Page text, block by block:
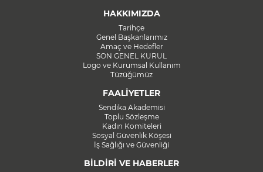
HAKKIMIZDA
Tarihçe
Genel Başkanlarımız
Amaç ve Hedefler
SON GENEL KURUL
Logo ve Kurumsal Kullanım
Tüzüğümüz
FAALİYETLER
Sendika Akademisi
Toplu Sözleşme
Kadın Komiteleri
Sosyal Güvenlik Köşesi
İş Sağlığı ve Güvenliği
BİLDİRİ VE HABERLER